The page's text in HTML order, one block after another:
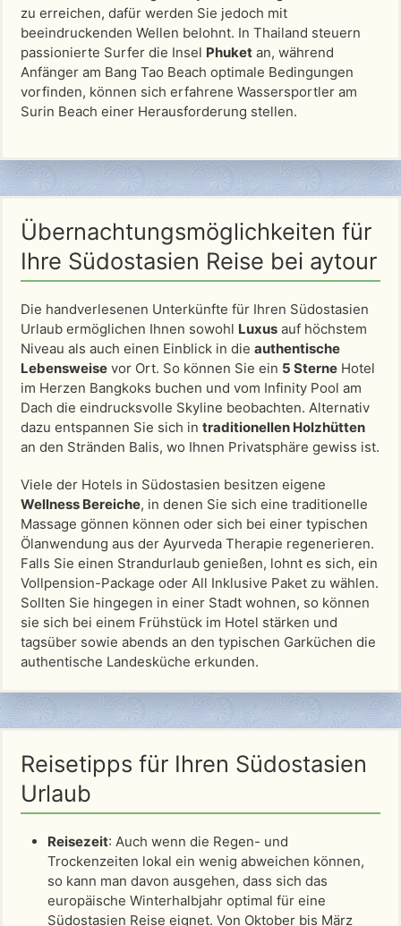
zu erreichen, dafür werden Sie jedoch mit
beeindruckenden Wellen belohnt. In Thailand steuern
passionierte Surfer die Insel Phuket an, während
Anfänger am Bang Tao Beach optimale Bedingungen
vorfinden, können sich erfahrene Wassersportler am
Surin Beach einer Herausforderung stellen.
Übernachtungsmöglichkeiten für
Ihre Südostasien Reise bei aytour
Die handverlesenen Unterkünfte für Ihren Südostasien
Urlaub ermöglichen Ihnen sowohl Luxus auf höchstem
Niveau als auch einen Einblick in die authentische
Lebensweise vor Ort. So können Sie ein 5 Sterne Hotel
im Herzen Bangkoks buchen und vom Infinity Pool am
Dach die eindrucksvolle Skyline beobachten. Alternativ
dazu entspannen Sie sich in traditionellen Holzhütten
an den Stränden Balis, wo Ihnen Privatsphäre gewiss ist.
Viele der Hotels in Südostasien besitzen eigene
Wellness Bereiche, in denen Sie sich eine traditionelle
Massage gönnen können oder sich bei einer typischen
Ölanwendung aus der Ayurveda Therapie regenerieren.
Falls Sie einen Strandurlaub genießen, lohnt es sich, ein
Vollpension-Package oder All Inklusive Paket zu wählen.
Sollten Sie hingegen in einer Stadt wohnen, so können
sie sich bei einem Frühstück im Hotel stärken und
tagsüber sowie abends an den typischen Garküchen die
authentische Landesküche erkunden.
Reisetipps für Ihren Südostasien
Urlaub
Reisezeit: Auch wenn die Regen- und
Trockenzeiten lokal ein wenig abweichen können,
so kann man davon ausgehen, dass sich das
europäische Winterhalbjahr optimal für eine
Südostasien Reise eignet. Von Oktober bis März